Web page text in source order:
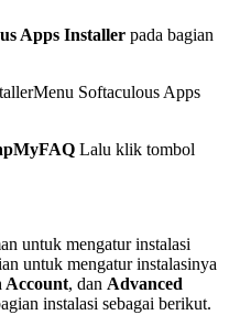
Apps Installer pada bagian
Menu Softaculous Apps
Lalu klik tombol
untuk mengatur instalasi
untuk mengatur instalasinya
Account, dan Advanced
instalasi sebagai berikut.